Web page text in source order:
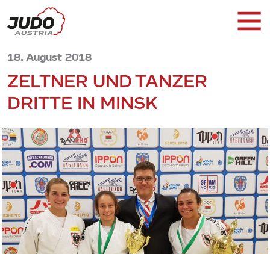
18. August 2018
ZELTNER UND TANZER
DRITTE IN MINSK